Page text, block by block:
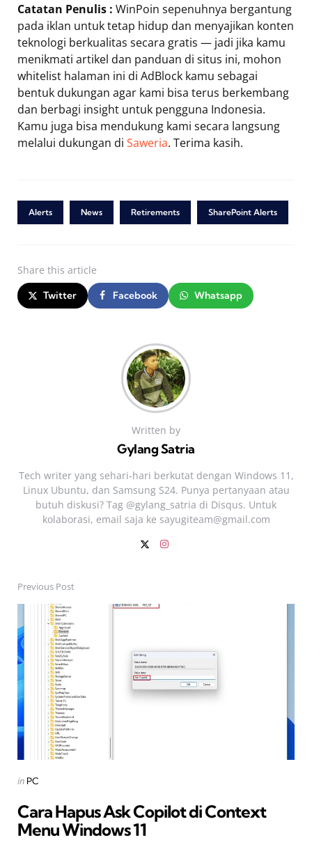
Catatan Penulis : WinPoin sepenuhnya bergantung
pada iklan untuk tetap hidup dan menyajikan konten
teknologi berkualitas secara gratis — jadi jika kamu
menikmati artikel dan panduan di situs ini, mohon
whitelist halaman ini di AdBlock kamu sebagai
bentuk dukungan agar kami bisa terus berkembang
dan berbagi insight untuk pengguna Indonesia.
Kamu juga bisa mendukung kami secara langsung
melalui dukungan di Saweria. Terima kasih.
Alerts News Retirements SharePoint Alerts
Share this article
Twitter Facebook Whatsapp
Written by
Gylang Satria
Tech writer yang sehari‑hari berkutat dengan Windows 11,
Linux Ubuntu, dan Samsung S24. Punya pertanyaan atau
butuh diskusi? Tag @gylang_satria di Disqus. Untuk
kolaborasi, email saja ke sayugiteam@gmail.com
Post
navigation
Previous Post
Posted
in PC
Cara Hapus Ask Copilot di Context
Menu Windows 11